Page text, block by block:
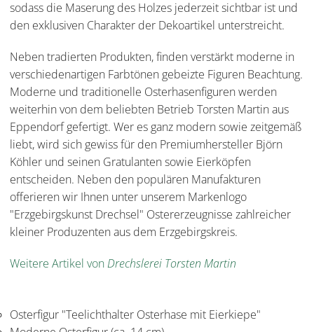
sodass die Maserung des Holzes jederzeit sichtbar ist und
den exklusiven Charakter der Dekoartikel unterstreicht.
Neben tradierten Produkten, finden verstärkt moderne in
verschiedenartigen Farbtönen gebeizte Figuren Beachtung.
Moderne und traditionelle Osterhasenfiguren werden
weiterhin von dem beliebten Betrieb Torsten Martin aus
Eppendorf gefertigt. Wer es ganz modern sowie zeitgemäß
liebt, wird sich gewiss für den Premiumhersteller Björn
Köhler und seinen Gratulanten sowie Eierköpfen
entscheiden. Neben den populären Manufakturen
offerieren wir Ihnen unter unserem Markenlogo
"Erzgebirgskunst Drechsel" Ostererzeugnisse zahlreicher
kleiner Produzenten aus dem Erzgebirgskreis.
Weitere Artikel vonDrechslerei Torsten Martin
Osterfigur "Teelichthalter Osterhase mit Eierkiepe"